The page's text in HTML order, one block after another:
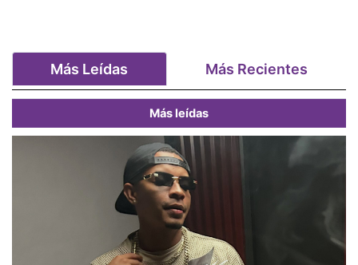
Más Leídas Más Recientes
Más leídas